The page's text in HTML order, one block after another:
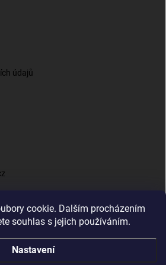
cookie. Dalším procházením
souhlas s jejich používáním.
Nastavení
údajů